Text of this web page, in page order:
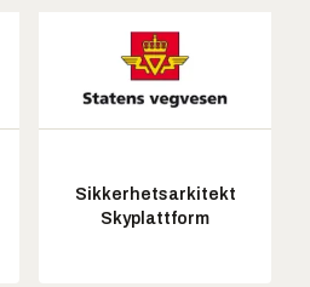
Sikkerhetsarkitekt
Skyplattform